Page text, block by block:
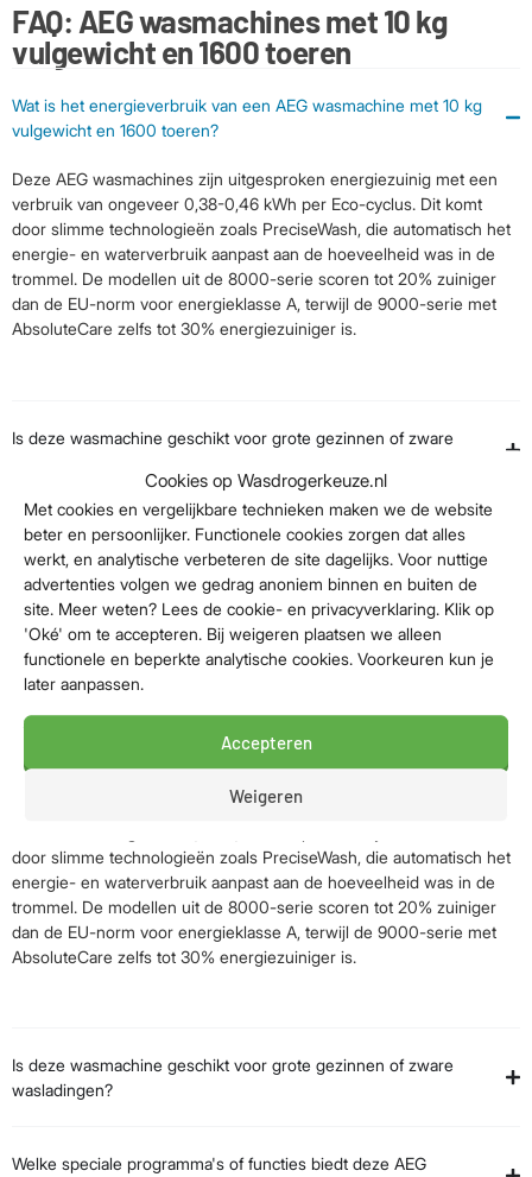
Cookies op Wasdrogerkeuze.nl
Met cookies en vergelijkbare technieken maken we de website
beter en persoonlijker. Functionele cookies zorgen dat alles
werkt, en analytische verbeteren de site dagelijks. Voor nuttige
advertenties volgen we gedrag anoniem binnen en buiten de
site. Meer weten? Lees de cookie- en privacyverklaring. Klik op
'Oké' om te accepteren. Bij weigeren plaatsen we alleen
functionele en beperkte analytische cookies. Voorkeuren kun je
later aanpassen.
Accepteren
Weigeren
FAQ: AEG wasmachines met 10 kg
vulgewicht en 1600 toeren
Wat is het energieverbruik van een AEG wasmachine met 10 kg
vulgewicht en 1600 toeren?
Deze AEG wasmachines zijn uitgesproken energiezuinig met een
verbruik van ongeveer 0,38-0,46 kWh per Eco-cyclus. Dit komt
door slimme technologieën zoals PreciseWash, die automatisch het
energie- en waterverbruik aanpast aan de hoeveelheid was in de
trommel. De modellen uit de 8000-serie scoren tot 20% zuiniger
dan de EU-norm voor energieklasse A, terwijl de 9000-serie met
AbsoluteCare zelfs tot 30% energiezuiniger is.
Is deze wasmachine geschikt voor grote gezinnen of zware
Welke speciale programma's of functies biedt deze AEG
wasmachine?
Hoe werkt de AbsoluteCare-technologie in deze 10 kg AEG
wasmachine?
Wat is het energieverbruik van een AEG wasmachine met 10 kg
Deze AEG wasmachines zijn uitgesproken energiezuinig met een
door slimme technologieën zoals PreciseWash, die automatisch het
energie- en waterverbruik aanpast aan de hoeveelheid was in de
trommel. De modellen uit de 8000-serie scoren tot 20% zuiniger
dan de EU-norm voor energieklasse A, terwijl de 9000-serie met
AbsoluteCare zelfs tot 30% energiezuiniger is.
Is deze wasmachine geschikt voor grote gezinnen of zware
wasladingen?
Welke speciale programma's of functies biedt deze AEG